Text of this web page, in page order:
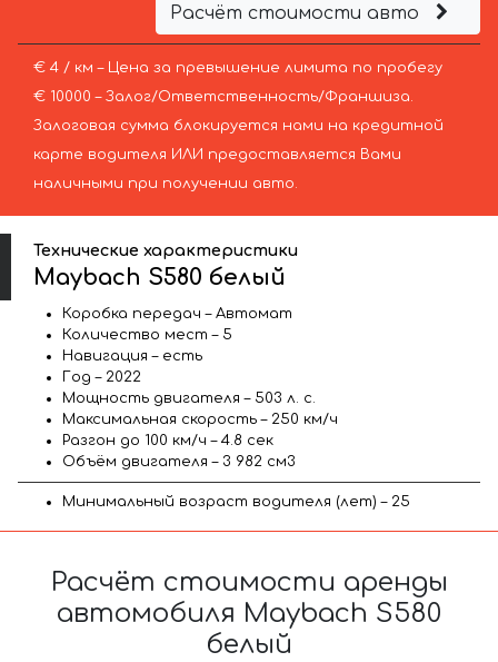
Расчёт стоимости авто
€ 4 / км – Цена за превышение лимита по пробегу
€ 10000 – Залог/Ответственность/Франшиза.
Залоговая сумма блокируется нами на кредитной
карте водителя ИЛИ предоставляется Вами
наличными при получении авто.
Технические характеристики
Maybach S580 белый
Коробка передач – Автомат
Количество мест – 5
Навигация – есть
Год – 2022
Мощность двигателя – 503 л. с.
Максимальная скорость – 250 км/ч
Разгон до 100 км/ч – 4.8 сек
Объём двигателя – 3 982 см3
Минимальный возраст водителя (лет) – 25
Расчёт стоимости аренды
автомобиля Maybach S580
белый